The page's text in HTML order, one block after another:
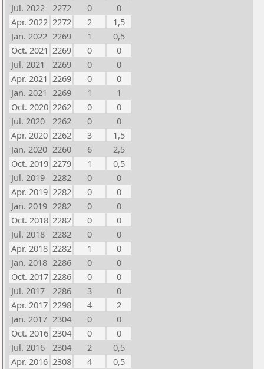
Jul. 2022
2272 0
0
Apr. 2022 2272 2
1,5
Jan. 2022 2269 1
0,5
Oct. 2021 2269 0
0
Jul. 2021
2269 0
0
Apr. 2021 2269 0
0
Jan. 2021 2269 1
1
Oct. 2020 2262 0
0
Jul. 2020
2262 0
0
Apr. 2020 2262 3
1,5
Jan. 2020 2260 6
2,5
Oct. 2019 2279 1
0,5
Jul. 2019
2282 0
0
Apr. 2019 2282 0
0
Jan. 2019 2282 0
0
Oct. 2018 2282 0
0
Jul. 2018
2282 0
0
Apr. 2018 2282 1
0
Jan. 2018 2286 0
0
Oct. 2017 2286 0
0
Jul. 2017
2286 3
0
Apr. 2017 2298 4
2
Jan. 2017 2304 0
0
Oct. 2016 2304 0
0
Jul. 2016
2304 2
0,5
Apr. 2016 2308 4
0,5